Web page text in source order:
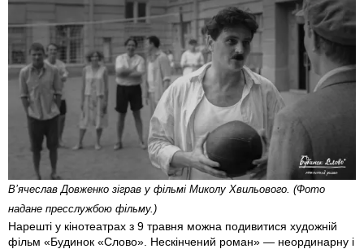
В’ячеслав Довженко зіграв у фільмі Миколу Хвильового. (Фото
надане пресслужбою фільму.)
Нарешті у кінотеатрах з 9 травня можна подивитися художній
фільм «Будинок «Слово». Нескінчений роман» — неординарну і